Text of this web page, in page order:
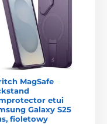
MagSafe
etui
Galaxy S25
fioletowy